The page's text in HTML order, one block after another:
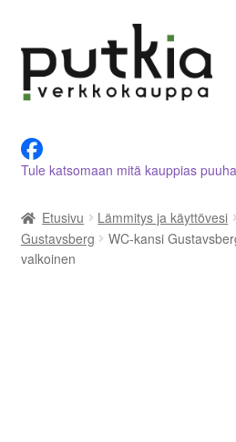
navigointiin
sisältöön
Tietoja meistä
Asiakastilini
Ostoskori
Tule katsomaan mitä kauppias
Etusivu Lämmitys ja käyttövesi
Gustavsberg
WC-kansi
valkoinen